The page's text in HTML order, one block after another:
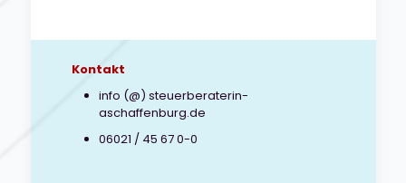
Kontakt
info (@) steuerberaterin-
aschaffenburg.de
06021 / 45 67 0-0